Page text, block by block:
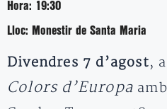
Hora: 19:30
Lloc: Monestir de Santa Maria
Divendres 7 d’agost,
Colors d’Europa